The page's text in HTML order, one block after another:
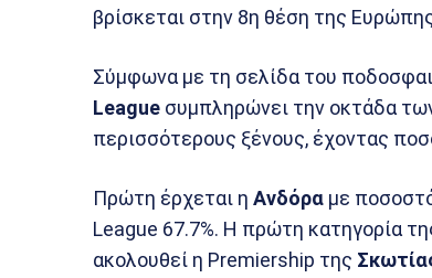
βρίσκεται στην 8η θέση της
Σύμφωνα με τη σελίδα του
League συμπληρώνει την οκτάδα
περισσότερους ξένους, έχοντας
Πρώτη έρχεται η Ανδόρα με
League 67.7%. Η πρώτη κατηγορία
ακολουθεί η Premiership της